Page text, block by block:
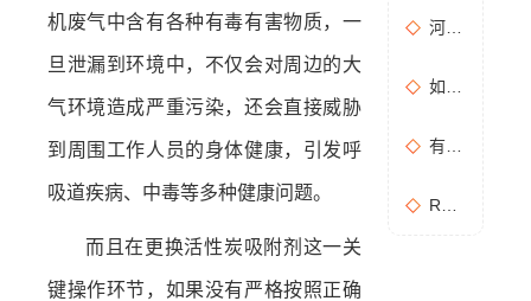
机废气中含有各种有毒有害物质，一
旦泄漏到环境中，不仅会对周边的大
气环境造成严重污染，还会直接威胁
到周围工作人员的身体健康，引发呼
吸道疾病、中毒等多种健康问题。
而且在更换活性炭吸附剂这一关
键操作环节，如果没有严格按照正确